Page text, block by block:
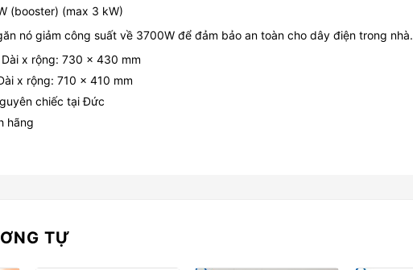
(booster) (max 3 kW)
nó giảm công suất về 3700W để đảm bảo an toàn cho dây điện trong nhà.
x rộng: 730 x 430 mm
x rộng: 710 x 410 mm
chiếc tại Đức
hãng
TỰ